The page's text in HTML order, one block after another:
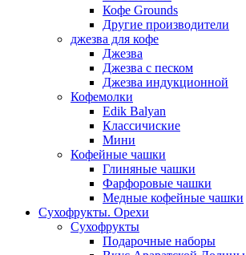
Кофе Grounds
Другие производители
джезва для кофе
Джезва
Джезва с песком
Джезва индукционной
Кофемолки
Edik Balyan
Классичиские
Мини
Кофейные чашки
Глиняные чашки
Фарфоровые чашки
Медные кофейные чашки
Сухофрукты. Орехи
Сухофрукты
Подарочные наборы